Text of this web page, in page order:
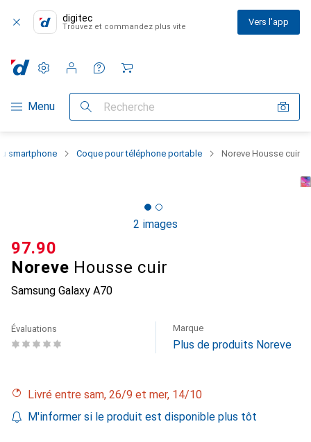
digitec
Trouvez et commandez plus vite Vers l'app
Navigation par catégorie
Menu Recherche
Paramètres
Compte client
Listes de comparaison
Listes d'envies
Panier
smartphone Coque pour téléphone portable Noreve Housse cuir
2 images
Noreve Housse cuir
Samsung Galaxy A70
CHF
97.90
Évaluations Marque
Plus de produits Noreve
Livré entre sam, 26/9 et mer, 14/10
M'informer si le produit est disponible plus tôt